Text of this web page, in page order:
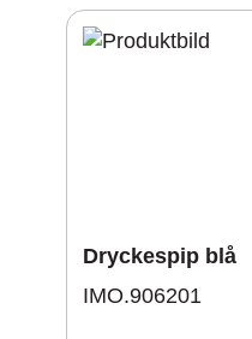
Dryckespip blå
IMO.906201